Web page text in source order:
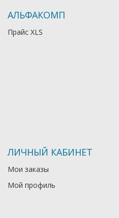
АЛЬФАКОМП
Прайс XLS
ЛИЧНЫЙ КАБИНЕТ
Мои заказы
Мой профиль